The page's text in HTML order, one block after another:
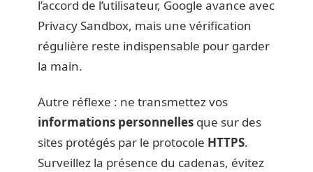
l’accord de l’utilisateur, Google avance avec
Privacy Sandbox, mais une vérification
régulière reste indispensable pour garder
la main.
Autre réflexe : ne transmettez vos
informations personnelles que sur des
sites protégés par le protocole HTTPS.
Surveillez la présence du cadenas, évitez